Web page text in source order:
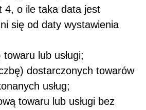
4, o ile taka data jest
się od daty wystawienia
lub usługi;
dostarczonych towarów
usług;
towaru lub usługi bez